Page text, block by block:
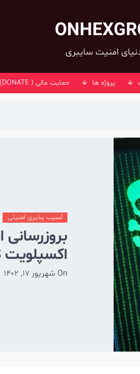
امنیت سایبری
پروژه ها حمایت مالی ( DONATE)
آسیب پذیری امنیتی
بروزرسانی
اکسپلویت BLASTPASS
On شهریور 17, 1402